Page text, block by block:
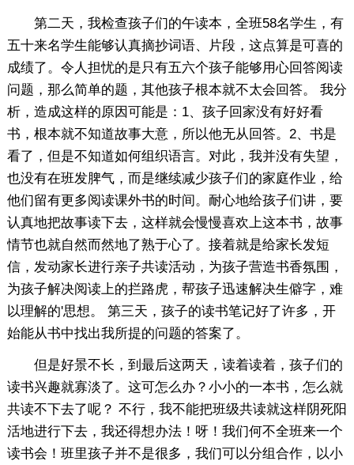
第二天，我检查孩子们的午读本，全班58名学生，有
五十来名学生能够认真摘抄词语、片段，这点算是可喜的
成绩了。令人担忧的是只有五六个孩子能够用心回答阅读
问题，那么简单的题，其他孩子根本就不太会回答。 我分
析，造成这样的原因可能是：1、孩子回家没有好好看
书，根本就不知道故事大意，所以他无从回答。2、书是
看了，但是不知道如何组织语言。对此，我并没有失望，
也没有在班发脾气，而是继续减少孩子们的家庭作业，给
他们留有更多阅读课外书的时间。耐心地给孩子们讲，要
认真地把故事读下去，这样就会慢慢喜欢上这本书，故事
情节也就自然而然地了熟于心了。接着就是给家长发短
信，发动家长进行亲子共读活动，为孩子营造书香氛围，
为孩子解决阅读上的拦路虎，帮孩子迅速解决生僻字，难
以理解的'思想。 第三天，孩子的读书笔记好了许多，开
始能从书中找出我所提的问题的答案了。
但是好景不长，到最后这两天，读着读着，孩子们的
读书兴趣就寡淡了。这可怎么办？小小的一本书，怎么就
共读不下去了呢？ 不行，我不能把班级共读就这样阴死阳
活地进行下去，我还得想办法！呀！我们何不全班来一个
读书会！班里孩子并不是很多，我们可以分组合作，以小